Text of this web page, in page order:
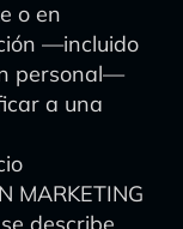
o en
—incluido
personal—
a una
MARKETING